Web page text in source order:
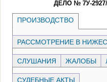
ДЕЛО № 7У-2927/
ПРОИЗВОДСТВО
РАССМОТРЕНИЕ В
СЛУШАНИЯ ЖАЛОБЫ
СУДЕБНЫЕ АКТЫ